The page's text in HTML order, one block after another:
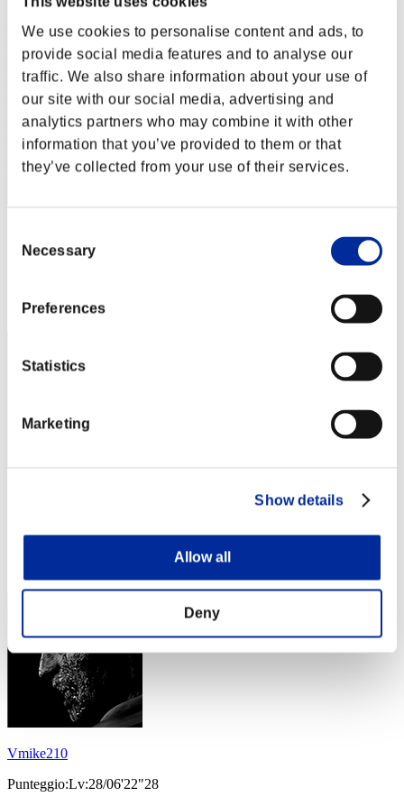
We use cookies to personalise content and ads, to
provide social media features and to analyse our
traffic. We also share information about your use of
our site with our social media, advertising and
analytics partners who may combine it with other
information that you’ve provided to them or that
they’ve collected from your use of their services.
Selection
Necessary
Preferences
Statistics
Marketing
Show details
Allow all
Deny
Punteggio:Lv:25/09'10"10
22
Vmike210
Punteggio:Lv:28/06'22"28